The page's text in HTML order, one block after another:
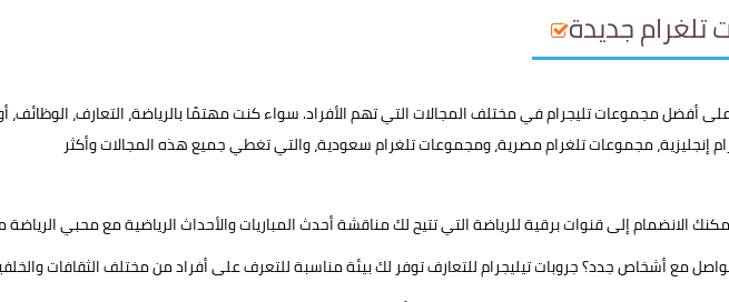
تلغرام جديدة
أفضل مجموعات تليجرام في مختلف المجالات التي تهم الأفراد. سواء كنت مهتمًا بالرياضة، التعارف، الوظائف،